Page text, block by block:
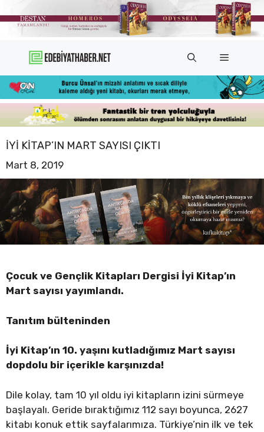
atla
Menü
İYI KITAP’IN MART SAYISI ÇIKTI
Mart 8, 2019
Çocuk ve Gençlik Kitapları Dergisi İyi Kitap’ın
Mart sayısı yayımlandı.
Tanıtım bülteninden
İyi Kitap’ın 10. yaşını kutladığımız Mart sayısı
dopdolu bir içerikle karşınızda!
Dile kolay, tam 10 yıl oldu iyi kitapların izini sürmeye
başlayalı. Geride bıraktığımız 112 sayı boyunca, 2627
kitabı konuk ettik sayfalarımıza. Türkiye’nin ilk ve tek